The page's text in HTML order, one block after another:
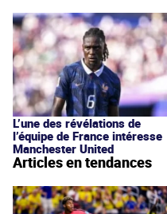
L’une des révélations de
l’équipe de France intéresse
Manchester United
Articles en tendances